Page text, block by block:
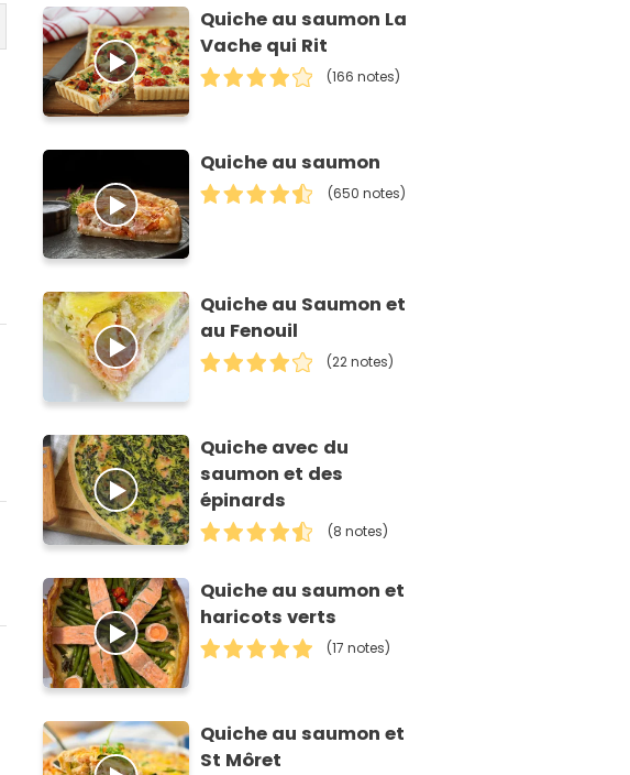
Quiche au saumon La
Vache qui Rit
(166 notes)
Quiche au saumon
(650 notes)
Quiche au Saumon et
au Fenouil
(22 notes)
Quiche avec du
saumon et des
épinards
(8 notes)
Quiche au saumon et
haricots verts
(17 notes)
Quiche au saumon et
St Môret